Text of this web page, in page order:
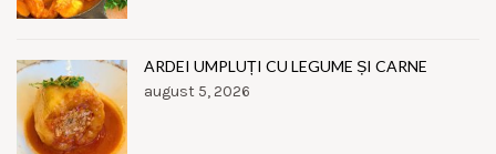
ARDEI UMPLUȚI CU LEGUME ȘI CARNE
august 5, 2026